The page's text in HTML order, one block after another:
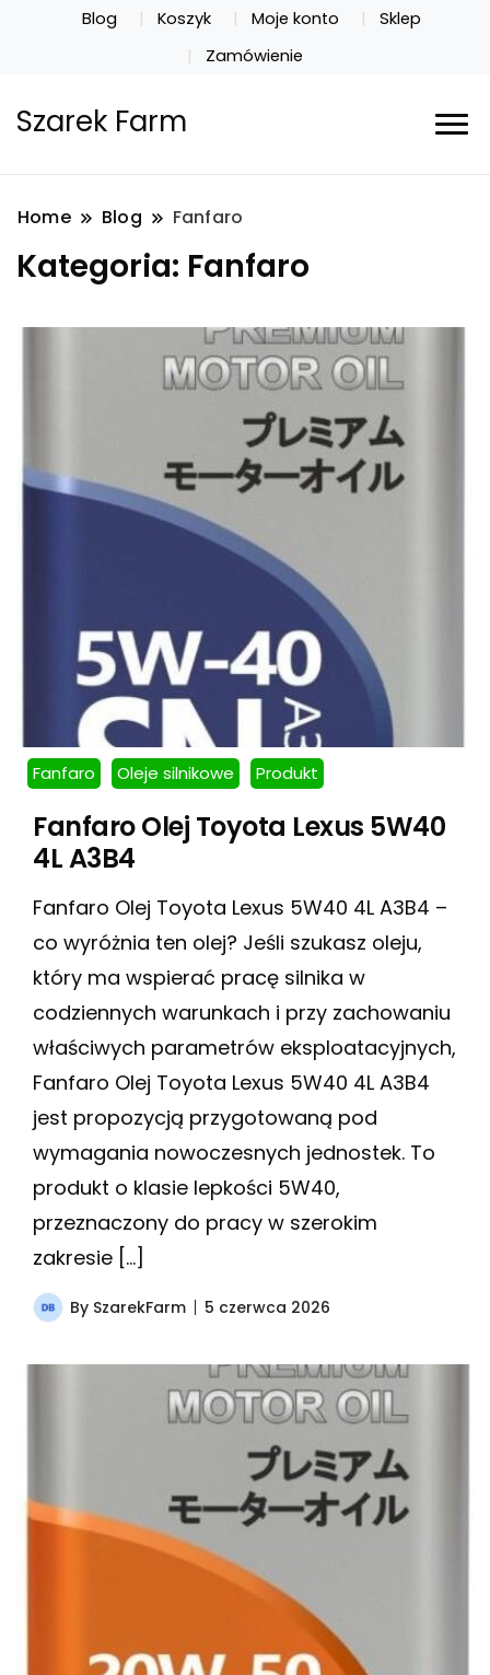
Blog Koszyk Moje konto
Sklep
Zamówienie
Szarek Farm
Home Blog Fanfaro
Kategoria: Fanfaro
Fanfaro Oleje silnikowe Produkt
Fanfaro Olej Toyota Lexus 5W40
4L A3B4
Fanfaro Olej Toyota Lexus 5W40 4L A3B4 –
co wyróżnia ten olej? Jeśli szukasz oleju,
który ma wspierać pracę silnika w
codziennych warunkach i przy zachowaniu
właściwych parametrów eksploatacyjnych,
Fanfaro Olej Toyota Lexus 5W40 4L A3B4
jest propozycją przygotowaną pod
wymagania nowoczesnych jednostek. To
produkt o klasie lepkości 5W40,
przeznaczony do pracy w szerokim
zakresie […]
By SzarekFarm 5 czerwca 2026